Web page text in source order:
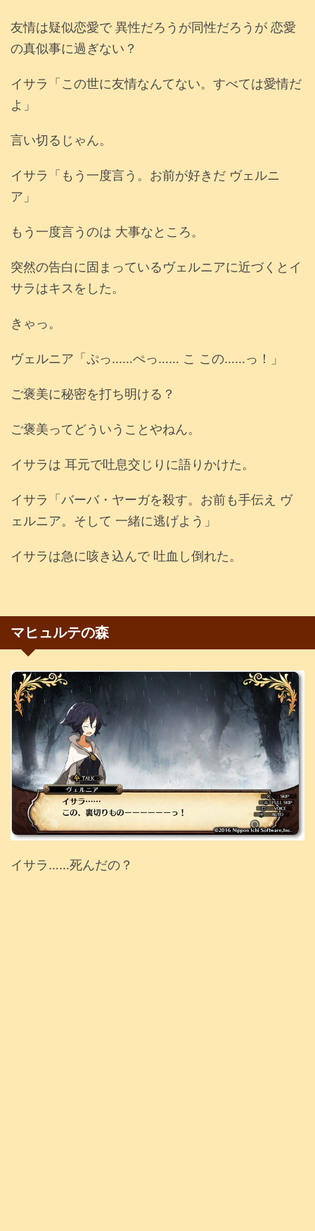
友情は疑似恋愛で 異性だろうが同性だろうが 恋愛
の真似事に過ぎない？
イサラ「この世に友情なんてない。すべては愛情だ
よ」
言い切るじゃん。
イサラ「もう一度言う。お前が好きだ ヴェルニ
ア」
もう一度言うのは 大事なところ。
突然の告白に固まっているヴェルニアに近づくとイ
サラはキスをした。
きゃっ。
ヴェルニア「ぷっ……ぺっ…… こ この……っ！」
ご褒美に秘密を打ち明ける？
ご褒美ってどういうことやねん。
イサラは 耳元で吐息交じりに語りかけた。
イサラ「バーバ・ヤーガを殺す。お前も手伝え ヴ
ェルニア。そして 一緒に逃げよう」
イサラは急に咳き込んで 吐血し倒れた。
マヒュルテの森
イサラ……死んだの？